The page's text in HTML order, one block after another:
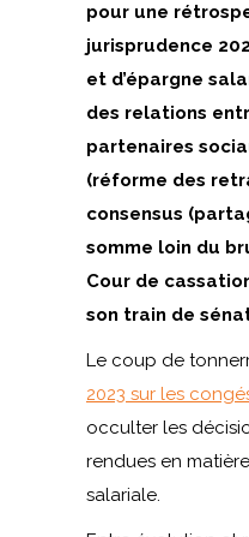
pour une
jurisprudence
et d’épargne
des relations
partenaires
(réforme des
consensus
somme loin du
Cour de
son train de
Le coup de
2023 sur les
occulter les
rendues en
salariale.